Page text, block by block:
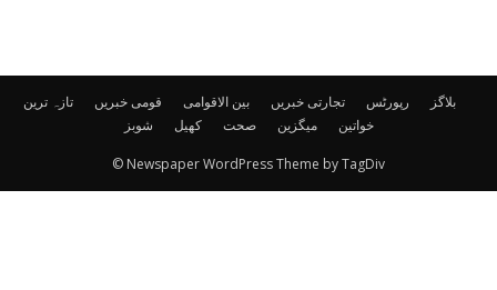
تازہ ترین قومی خبریں بین الاقوامی تجارتی خبریں رپورٹس
بلاگز
شوبز
کھیل صحت میگزین خواتین
© Newspaper WordPress Theme by TagDiv